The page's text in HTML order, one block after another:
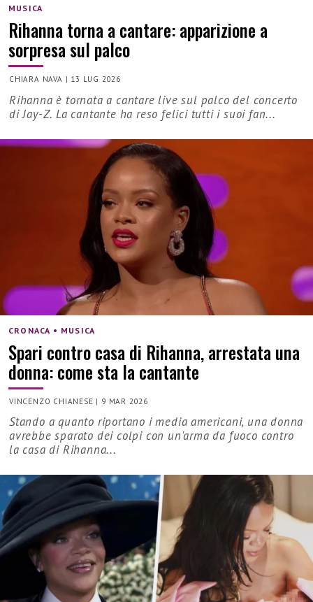
MUSICA
Rihanna torna a cantare: apparizione a
sorpresa sul palco
CHIARA NAVA | 13 LUG 2026
Rihanna è tornata a cantare live sul palco del concerto
di Jay-Z. La cantante ha reso felici tutti i suoi fan...
CRONACA • MUSICA
Spari contro casa di Rihanna, arrestata una
donna: come sta la cantante
VINCENZO CHIANESE | 9 MAR 2026
Stando a quanto riportano i media americani, una donna
avrebbe sparato dei colpi con un'arma da fuoco contro
la casa di Rihanna...